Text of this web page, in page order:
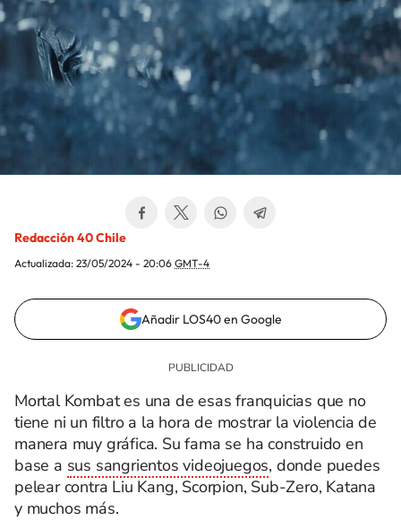
Redacción 40 Chile
Actualizada: 23/05/2024 - 20:06 GMT-4
Añadir LOS40 en Google
Mortal Kombat es una de esas franquicias que no
tiene ni un filtro a la hora de mostrar la violencia de
manera muy gráfica. Su fama se ha construido en
base a sus sangrientos videojuegos, donde puedes
pelear contra Liu Kang, Scorpion, Sub-Zero, Katana
y muchos más.